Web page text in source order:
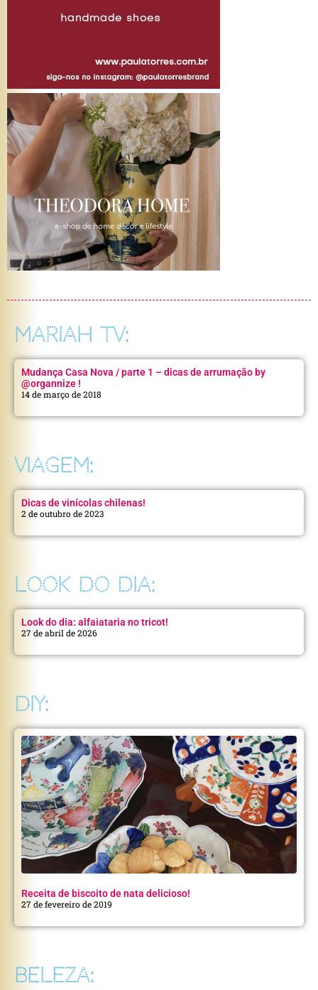
MARIAH TV:
Mudança Casa Nova / parte 1 – dicas de arrumação by
@organnize !
14 de março de 2018
VIAGEM:
Dicas de vinícolas chilenas!
2 de outubro de 2023
LOOK DO DIA:
Look do dia: alfaiataria no tricot!
27 de abril de 2026
DIY:
Receita de biscoito de nata delicioso!
27 de fevereiro de 2019
BELEZA: